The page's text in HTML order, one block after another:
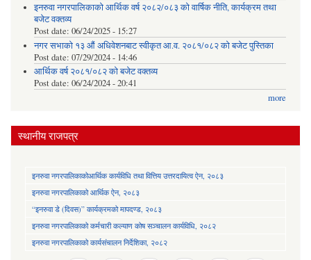
इनरुवा नगरपालिकाको आर्थिक वर्ष २०८२/०८३ को वार्षिक नीति, कार्यक्रम तथा
बजेट वक्तव्य
Post date: 06/24/2025 - 15:27
नगर सभाको १३ औं अधिवेशनबाट स्वीकृत आ.व. २०८१/०८२ को बजेट पुस्तिका
Post date: 07/29/2024 - 14:46
आर्थिक वर्ष २०८१/०८२ को बजेट वक्तव्य
Post date: 06/24/2024 - 20:41
more
स्थानीय राजपत्र
इनरुवा नगरपालिकाकोआर्थिक कार्यविधि तथा वित्तिय उत्तरदायित्व ऐन, २०८३
इनरुवा नगरपालिकाको आर्थिक ऐन, २०८३
“इनरुवा डे (दिवस)” कार्यक्रमको मापदण्ड, २०८३
इनरुवा नगरपालिकाको कर्मचारी कल्याण कोष सञ्चालन कार्यविधि, २०८२
इनरुवा नगरपालिकाको कार्यसंचालन निर्देशिका, २०८२